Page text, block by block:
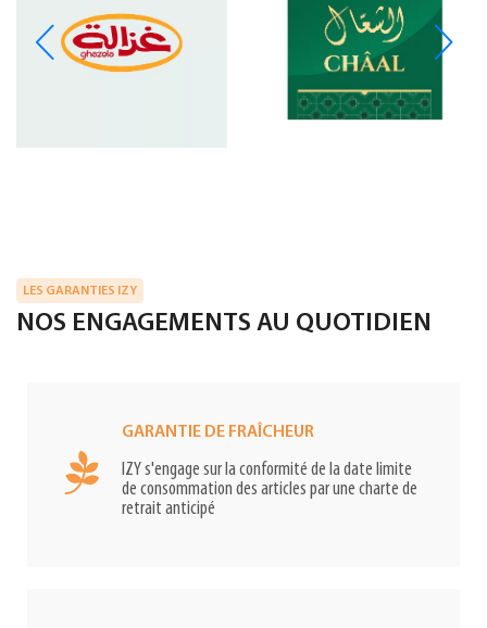
LES GARANTIES IZY
NOS ENGAGEMENTS AU QUOTIDIEN
GARANTIE DE FRAÎCHEUR
IZY s'engage sur la conformité de la date limite
de consommation des articles par une charte de
retrait anticipé